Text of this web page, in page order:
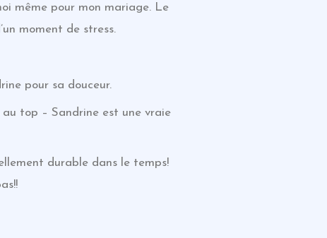
même pour mon mariage. Le
moment de stress.
pour sa douceur.
top – Sandrine est une vraie
durable dans le temps!